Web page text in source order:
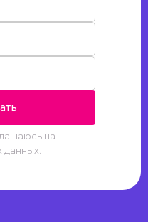
на
данных.